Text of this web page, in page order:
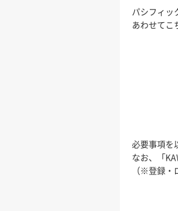
パシフィッ
あわせてこ
必要事項を
なお、「
（※登録・